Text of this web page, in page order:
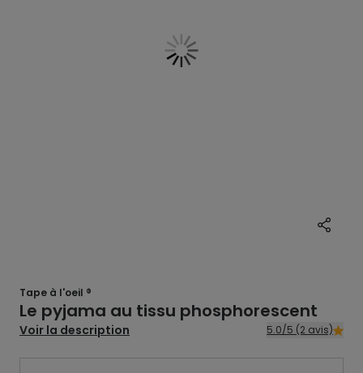
Tape à l'oeil ®
Le pyjama au tissu phosphorescent
Voir la description 5.0/5 (2 avis)